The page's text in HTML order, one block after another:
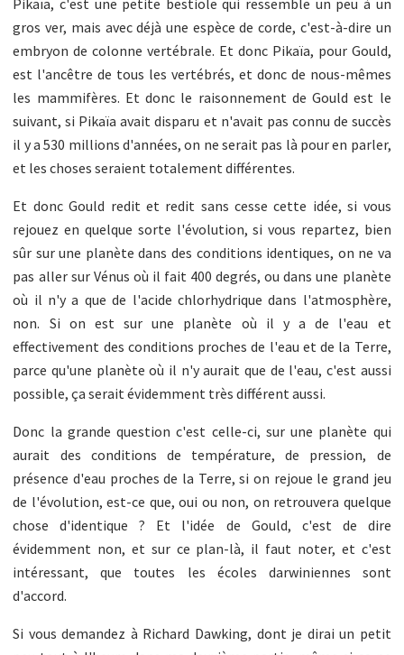
gros ver, mais avec déjà une espèce de corde, c'est-à-dire un
embryon de colonne vertébrale. Et donc Pikaïa, pour Gould,
est l'ancêtre de tous les vertébrés, et donc de nous-mêmes
les mammifères. Et donc le raisonnement de Gould est le
suivant, si Pikaïa avait disparu et n'avait pas connu de succès
il y a 530 millions d'années, on ne serait pas là pour en parler,
et les choses seraient totalement différentes.
Et donc Gould redit et redit sans cesse cette idée, si vous
rejouez en quelque sorte l'évolution, si vous repartez, bien
sûr sur une planète dans des conditions identiques, on ne va
pas aller sur Vénus où il fait 400 degrés, ou dans une planète
où il n'y a que de l'acide chlorhydrique dans l'atmosphère,
non. Si on est sur une planète où il y a de l'eau et
effectivement des conditions proches de l'eau et de la Terre,
parce qu'une planète où il n'y aurait que de l'eau, c'est aussi
possible, ça serait évidemment très différent aussi.
Donc la grande question c'est celle-ci, sur une planète qui
aurait des conditions de température, de pression, de
présence d'eau proches de la Terre, si on rejoue le grand jeu
de l'évolution, est-ce que, oui ou non, on retrouvera quelque
chose d'identique ? Et l'idée de Gould, c'est de dire
évidemment non, et sur ce plan-là, il faut noter, et c'est
intéressant, que toutes les écoles darwiniennes sont
d'accord.
Si vous demandez à Richard Dawking, dont je dirai un petit